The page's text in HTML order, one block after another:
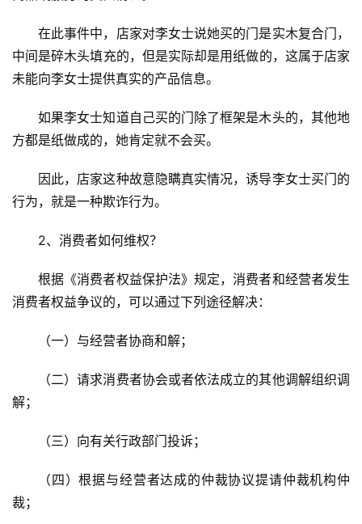
门
门
套
装
门
业
联
系
登录 注册
在此事件中，店家对李女士说她买的门是实木复合门，
中间是碎木头填充的，但是实际却是用纸做的，这属于店家
未能向李女士提供真实的产品信息。
如果李女士知道自己买的门除了框架是木头的，其他地
方都是纸做成的，她肯定就不会买。
因此，店家这种故意隐瞒真实情况，诱导李女士买门的
行为，就是一种欺诈行为。
2、消费者如何维权？
根据《消费者权益保护法》规定，消费者和经营者发生
消费者权益争议的，可以通过下列途径解决：
（一）与经营者协商和解；
（二）请求消费者协会或者依法成立的其他调解组织调
解；
（三）向有关行政部门投诉；
（四）根据与经营者达成的仲裁协议提请仲裁机构仲
裁；